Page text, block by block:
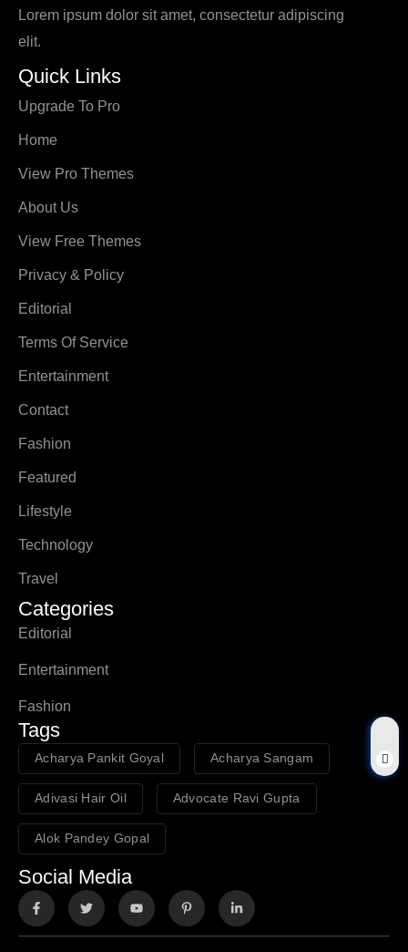
Lorem ipsum dolor sit amet, consectetur adipiscing
elit.
Quick Links
Upgrade To Pro
Home
View Pro Themes
About Us
View Free Themes
Privacy & Policy
Editorial
Terms Of Service
Entertainment
Contact
Fashion
Featured
Lifestyle
Technology
Travel
Categories
Editorial
Entertainment
Fashion
Tags
Acharya Pankit Goyal Acharya Sangam
Adivasi Hair Oil Advocate Ravi Gupta
Alok Pandey Gopal
Social Media